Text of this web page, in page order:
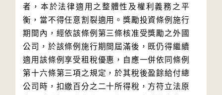
者，本於法律適用之整體性及權利義務之平
衡，當不得任意割裂適用。獎勵投資條例施行
期間內，經依該條例第三條核准受獎勵之外國
公司，於該條例施行期間屆滿後，既仍得繼續
適用該條例享受租稅優惠，自應一併依同條例
第十六條第三項之規定，於其稅後盈餘給付總
公司時，扣繳百分之二十所得稅，方符立法原